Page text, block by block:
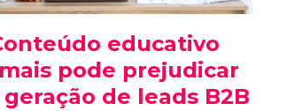
educativo
pode prejudicar
de leads B2B